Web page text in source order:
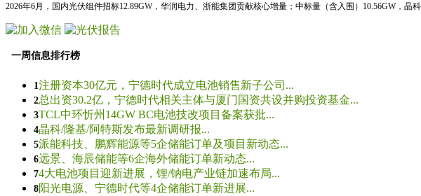
2026年6月，国内光伏组件招标12.89GW，华润电力、浙能集团贡献核心增量；中标量（含入围）10.56GW，
一周信息排行榜
1注册资本30亿元，宁德时代成立电池销售新子公司...
2总出资30.2亿，宁德时代相关主体与厦门国资共设并购投资基金...
3TCL中环忻州14GW BC电池技改项目备案获批...
4晶科/隆基/阿特斯发布最新调研报...
5派能科技、鹏辉能源等5企储能订单及项目新动态...
6远景、海辰储能等6企海外储能订单新动态...
74大电池项目迎新进展，锂/钠电产业链加速布局...
8阳光电源、宁德时代等4企储能订单新进展...